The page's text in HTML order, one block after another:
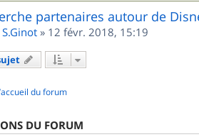
partenaires autour de
S.Ginot » 12 févr. 2018, 15:19
du forum
DU FORUM